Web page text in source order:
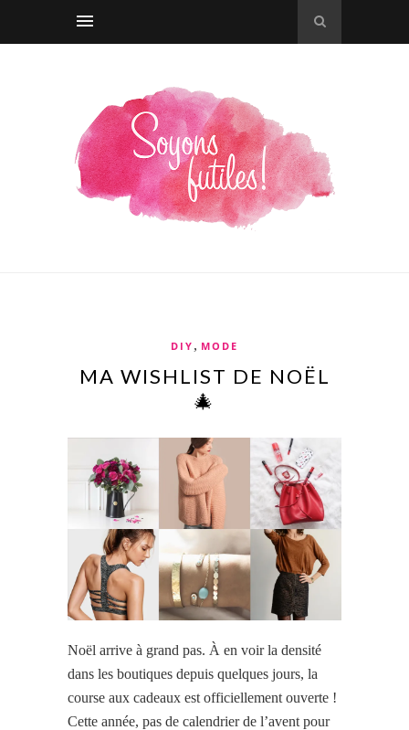
DIY , MODE
MA WISHLIST DE NOËL
🎄
Noël arrive à grand pas. À en voir la densité
dans les boutiques depuis quelques jours, la
course aux cadeaux est officiellement ouverte !
Cette année, pas de calendrier de l’avent pour